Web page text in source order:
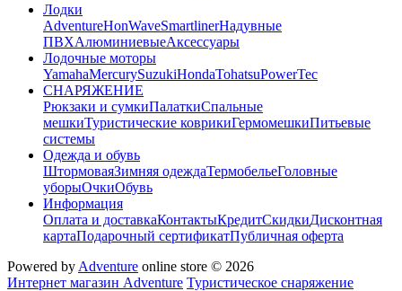
Лодки
AdventureHonWaveSmartlinerНадувные
ПВХАлюминиевыеАксессуары
Лодочные моторы
YamahaMercurySuzukiHondaTohatsuPowerTec
СНАРЯЖЕНИЕ
Рюкзаки и сумкиПалаткиСпальные
мешкиТуристические коврикиГермомешкиПитьевые
системы
Одежда и обувь
ШтормоваяЗимняя одеждаТермобельеГоловные
уборыОчкиОбувь
Информация
Оплата и доставкаКонтактыКредитСкидкиДисконтная
картаПодарочный сертификатПубличная оферта
Powered by Adventure online store © 2026
Интернет магазин Adventure Туристическое снаряжение